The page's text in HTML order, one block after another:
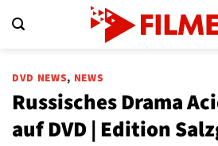
Inhalt
DVD NEWS, NEWS
Russisches Drama
auf DVD | Edition